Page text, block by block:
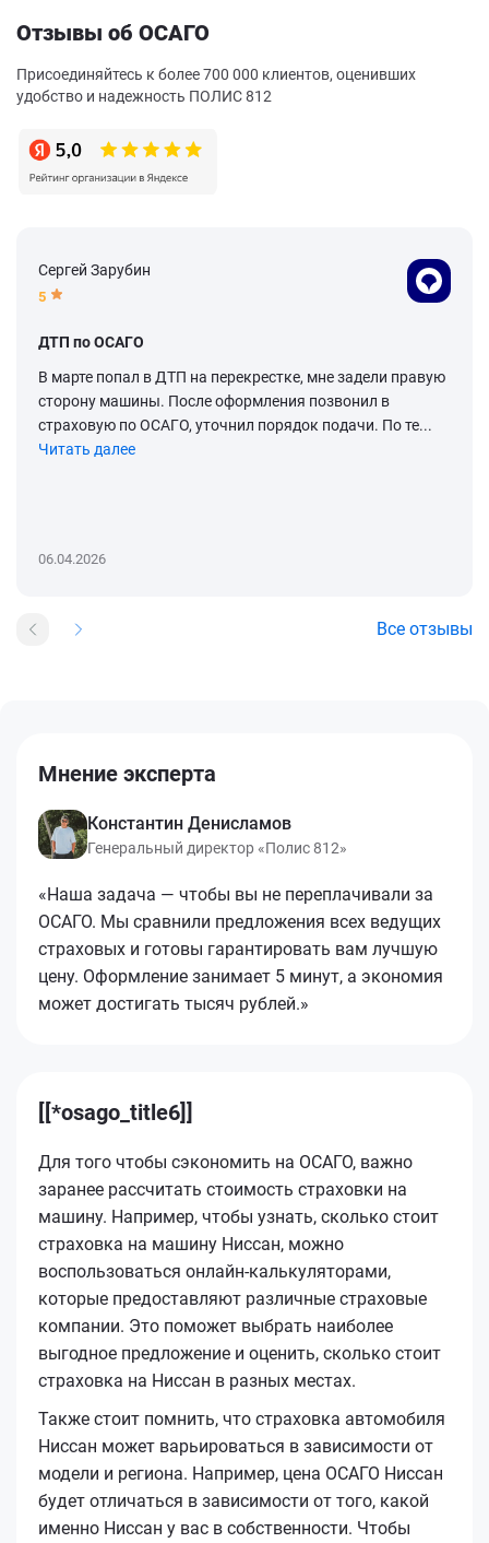
Отзывы об ОСАГО
Присоединяйтесь к более 700 000 клиентов, оценивших
удобство и надежность ПОЛИС 812
Сергей Зарубин
5
ДТП по ОСАГО
В марте попал в ДТП на перекрестке, мне задели правую
сторону машины. После оформления позвонил в
страховую по ОСАГО, уточнил порядок подачи. По те...
Читать далее
06.04.2026
Все отзывы
Мнение эксперта
Константин Денисламов
Генеральный директор «Полис 812»
«Наша задача — чтобы вы не переплачивали за
ОСАГО. Мы сравнили предложения всех ведущих
страховых и готовы гарантировать вам лучшую
цену. Оформление занимает 5 минут, а экономия
может достигать тысяч рублей.»
[[*osago_title6]]
Для того чтобы сэкономить на ОСАГО, важно
заранее рассчитать стоимость страховки на
машину. Например, чтобы узнать, сколько стоит
страховка на машину Ниссан, можно
воспользоваться онлайн-калькуляторами,
которые предоставляют различные страховые
компании. Это поможет выбрать наиболее
выгодное предложение и оценить, сколько стоит
страховка на Ниссан в разных местах.
Также стоит помнить, что страховка автомобиля
Ниссан может варьироваться в зависимости от
модели и региона. Например, цена ОСАГО Ниссан
будет отличаться в зависимости от того, какой
именно Ниссан у вас в собственности. Чтобы